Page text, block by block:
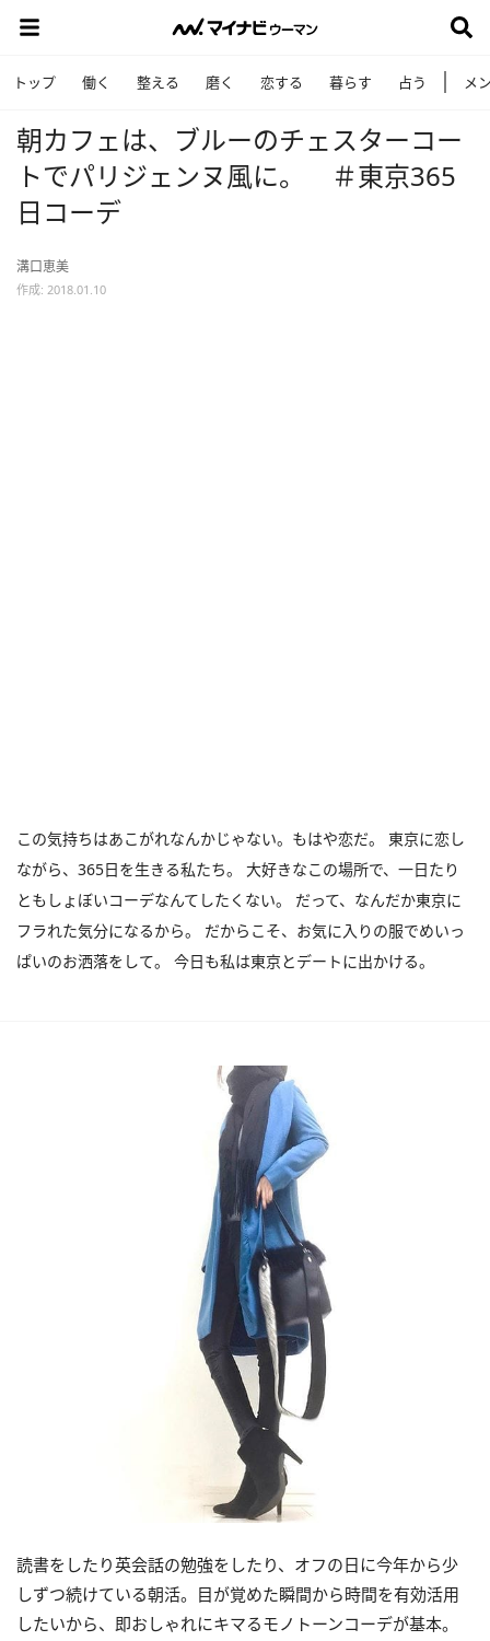
トップ 働く 整える 磨く 恋する 暮らす 占う メ
朝カフェは、ブルーのチェスターコー
トでパリジェンヌ風に。 ＃東京365
日コーデ
溝口恵美
作成: 2018.01.10
この気持ちはあこがれなんかじゃない。もはや恋だ。 東京に恋し
ながら、365日を生きる私たち。 大好きなこの場所で、一日たり
ともしょぼいコーデなんてしたくない。 だって、なんだか東京に
フラれた気分になるから。 だからこそ、お気に入りの服でめいっ
ぱいのお洒落をして。 今日も私は東京とデートに出かける。
読書をしたり英会話の勉強をしたり、オフの日に今年から少
しずつ続けている朝活。目が覚めた瞬間から時間を有効活用
したいから、即おしゃれにキマるモノトーンコーデが基本。